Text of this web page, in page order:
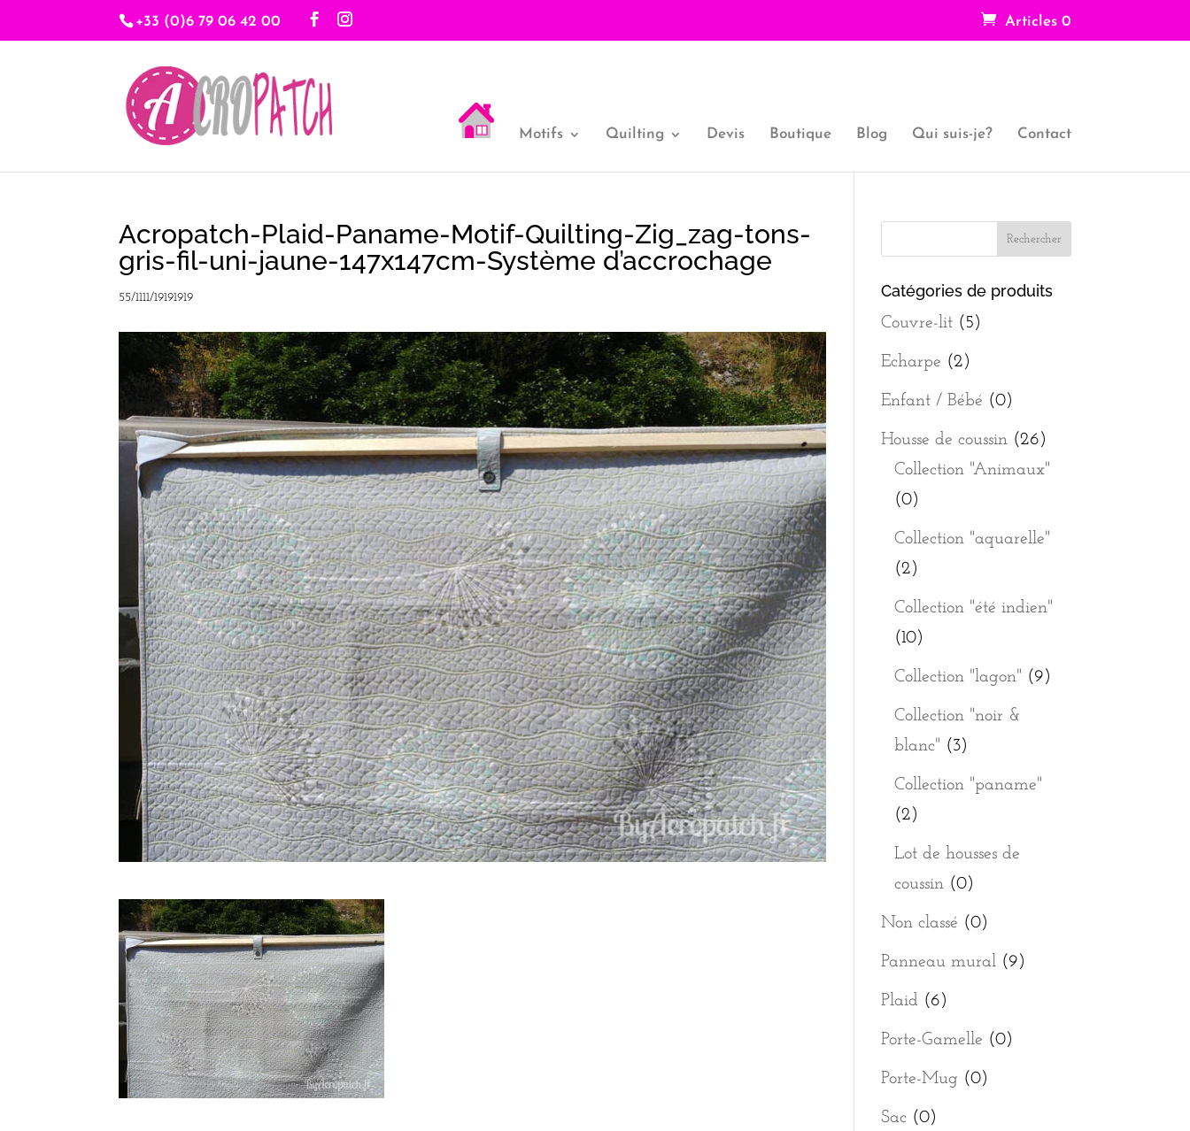
+33 (0)6 79 06 42 00 Articles 0
Motifs Quilting Devis Boutique Blog Qui suis-je? Contact
Acropatch-Plaid-Paname-Motif-Quilting-Zig_zag-tons-
gris-fil-uni-jaune-147x147cm-Système d’accrochage
55/1111/19191919 Catégories de produits
Couvre-lit (5)
Echarpe (2)
Enfant / Bébé (0)
Housse de coussin (26)
Collection "Animaux"
(0)
Collection "aquarelle"
(2)
Collection "été indien"
(10)
Collection "lagon" (9)
Collection "noir &
blanc" (3)
Collection "paname"
(2)
Lot de housses de
coussin (0)
Non classé (0)
Panneau mural (9)
Plaid (6)
Porte-Gamelle (0)
Porte-Mug (0)
Sac (0)